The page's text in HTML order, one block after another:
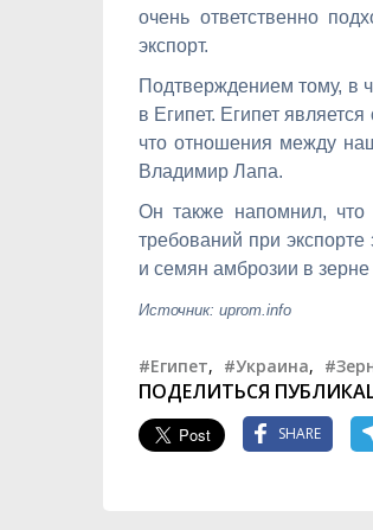
очень ответственно
экспорт.
Подтверждением тому, в
в Египет. Египет
что отношения между
Владимир Лапа.
Он также напомнил, что
требований при
и семян амброзии в
Источник: uprom.info
#Египет, #Украина,
ПОДЕЛИТЬСЯ
SHARE